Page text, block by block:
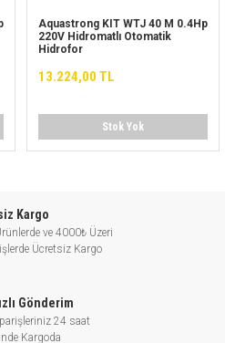
Aquastrong KIT WTJ 40 M 0.4Hp
220V Hidromatlı Otomatik
Hidrofor
13.224,00 TL
Stok Yok
Kargo
ve 4000₺ Üzeri
Ücretsiz Kargo
Gönderim
24 saat
Kargoda